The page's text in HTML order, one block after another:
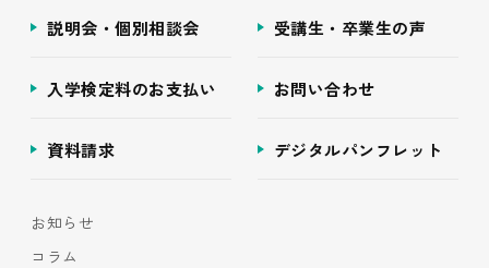
説明会・個別相談会 受講生・卒業生の声
入学検定料のお支払い お問い合わせ
資料請求 デジタルパンフレット
お知らせ
コラム